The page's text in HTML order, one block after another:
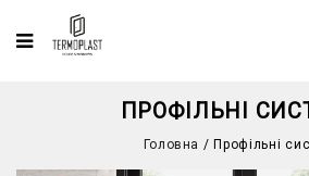
ПРОФІЛЬНІ
Головна / Профільні